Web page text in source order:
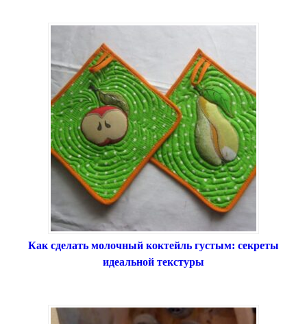
Как сделать молочный коктейль густым: секреты
идеальной текстуры